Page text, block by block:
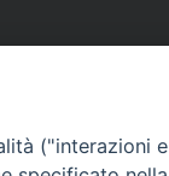
("interazioni e